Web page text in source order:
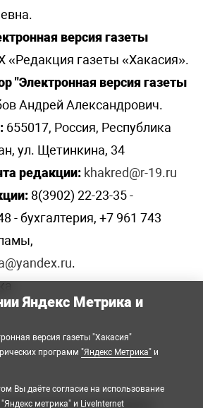
версия газеты
«Редакция газеты «Хакасия».
"Электронная версия газеты
Андрей Александрович.
655017, Россия, Республика
ул. Щетинкина, 34
редакции: khakred@r-19.ru
8(3902) 22-23-35 -
- бухгалтерия, +7 961 743
.
автономное
Яндекс Метрика и
версия газеты "Хакасия"
программ "Яндекс Метрика" и
Вы даёте согласие на использование
метрика" и LiveInternet